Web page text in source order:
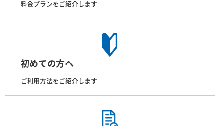
料金プランをご紹介します
初めての方へ
ご利用方法をご紹介します